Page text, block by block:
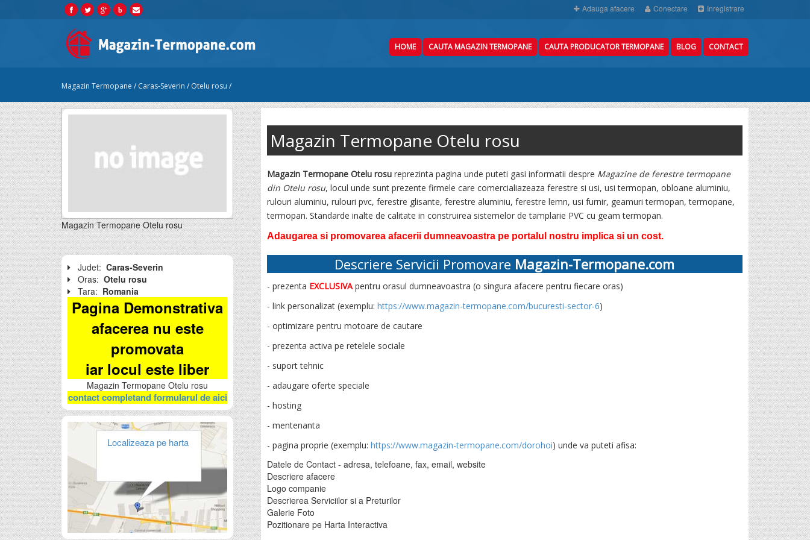
b Adauga afacere Conectare Inregistrare
HOME CAUTA MAGAZIN TERMOPANE CAUTA PRODUCATOR TERMOPANE BLOG CONTACT
Magazin Termopane / Caras-Severin / Otelu rosu /
Magazin Termopane Otelu rosu
Judet: Caras-Severin
Oras: Otelu rosu
Tara: Romania
Pagina Demonstrativa
afacerea nu este
promovata
iar locul este liber
Magazin Termopane Otelu rosu
contact completand formularul de aici
Localizeaza pe harta
Magazin Termopane Otelu rosu
Magazin Termopane Otelu rosureprezinta pagina unde puteti gasi informatii despre Magazine de ferestre termopane
din Otelu rosu, locul unde sunt prezente firmele care comercialiazeaza ferestre si usi, usi termopan, obloane aluminiu,
rulouri aluminiu, rulouri pvc, ferestre glisante, ferestre aluminiu, ferestre lemn, usi furnir, geamuri termopan, termopane,
termopan. Standarde inalte de calitate in construirea sistemelor de tamplarie PVC cu geam termopan.
Adaugarea si promovarea afacerii dumneavoastra pe portalul nostru implica si un cost.
Descriere Servicii Promovare Magazin-Termopane.com
- prezenta EXCLUSIVApentru orasul dumneavoastra (o singura afacere pentru fiecare oras)
- link personalizat (exemplu: https://www.magazin-termopane.com/bucuresti-sector-6)
- optimizare pentru motoare de cautare
- prezenta activa pe retelele sociale
- suport tehnic
- adaugare oferte speciale
- hosting
- mentenanta
- pagina proprie (exemplu: https://www.magazin-termopane.com/dorohoi) unde va puteti afisa:
Datele de Contact - adresa, telefoane, fax, email, website
Descriere afacere
Logo companie
Descrierea Serviciilor si a Preturilor
Galerie Foto
Pozitionare pe Harta Interactiva